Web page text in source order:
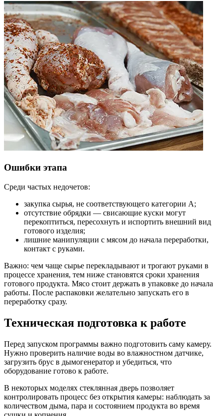
Ошибки этапа
Среди частых недочетов:
закупка сырья, не соответствующего категории А;
отсутствие обрядки — свисающие куски могут
перекоптиться, пересохнуть и испортить внешний вид
готового изделия;
лишние манипуляции с мясом до начала переработки,
контакт с руками.
Важно: чем чаще сырье перекладывают и трогают руками в
процессе хранения, тем ниже становятся сроки хранения
готового продукта. Мясо стоит держать в упаковке до начала
работы. После распаковки желательно запускать его в
переработку сразу.
Техническая подготовка к работе
Перед запуском программы важно подготовить саму камеру.
Нужно проверить наличие воды во влажностном датчике,
загрузить брус в дымогенератор и убедиться, что
оборудование готово к работе.
В некоторых моделях стеклянная дверь позволяет
контролировать процесс без открытия камеры: наблюдать за
количеством дыма, пара и состоянием продукта во время